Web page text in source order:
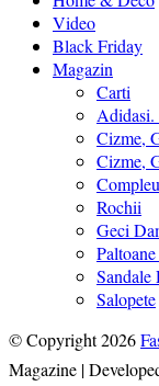
Video
Black Friday
Magazin
Carti
Adidasi.
Cizme,
Cizme,
Rochii
Geci
Sandale
Salopete
© Copyright 2026
Magazine |